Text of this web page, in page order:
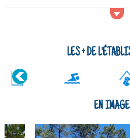
par le paysage des Gorges de
LES + DE
EN